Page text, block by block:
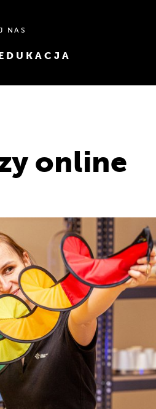
NAS
online